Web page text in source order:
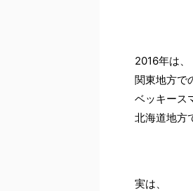
2016年は、
関東地方で
ベッキース
北海道地方
実は、